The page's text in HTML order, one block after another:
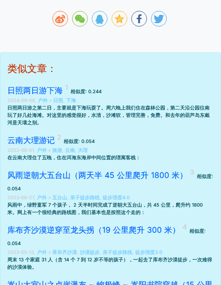
类似文章：
日照两日游下海
相似度: 0.244
2024-09-08,
户外 » 日照
下海
日照两日游之第二日，主要就是下海玩耍了。周六晚上我们住在森林公园，第二天沿公园往南
玩了好几处海滩。对这里的感觉很好，水清，沙滩软，管理完善，免费。和去年的葫芦岛东戴
河是天壤之别。
云南大理游记
相似度: 0.054
2022-08-01,
户外 » 旅游 云南 大理
在云南大理住了五晚，住在洱海东海岸中间位置的璟寓客栈：
风雨逆朝大五台山（两天半 45 公里爬升 1800 米） 相似度:
0.054
2023-08-27,
户外 » 五台山 亲子徒步路线 徒步强度4.0
风雨中，绿野童军 7 个孩子， 2 天半时间完成了逆朝大五台山，共 45 公里，爬升约 1800
米。网上有一个很经典的路线图，我们基本也是按照这个走的：
库布齐沙漠逆穿至龙头拐（19 公里爬升 300 米） 相似度:
0.054
2023-05-13,
户外 » 库布齐沙漠 沙漠徒步 亲子徒步路线 徒步强度3.0
周末 13 个家庭 31 人（含 14 个 7 到 12 岁不等的孩子），一起去了库布齐沙漠徒步，一次难得
的沙漠体验。